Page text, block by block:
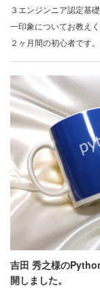
３エンジンニア認定基
一印象についてお教え
２ヶ月間の初心者です
吉田 秀之様の
開しました。